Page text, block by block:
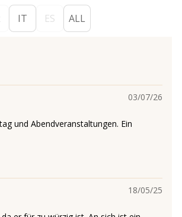
IT ES ALL
03/07/26
und Abendveranstaltungen. Ein
18/05/25